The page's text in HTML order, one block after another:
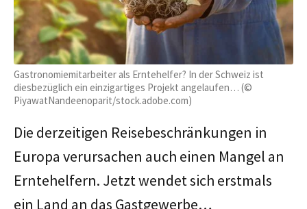
Gastronomiemitarbeiter als Erntehelfer? In der Schweiz ist
diesbezüglich ein einzigartiges Projekt angelaufen… (©
PiyawatNandeenoparit/stock.adobe.com)
Die derzeitigen Reisebeschränkungen in
Europa verursachen auch einen Mangel an
Erntehelfern. Jetzt wendet sich erstmals
ein Land an das Gastgewerbe…